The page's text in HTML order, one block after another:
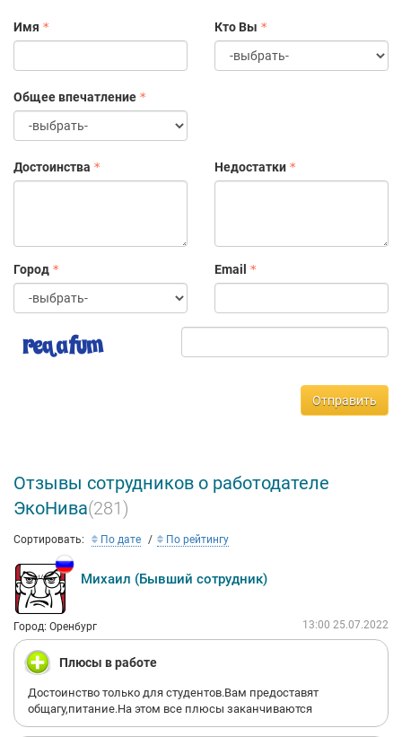
Имя Кто Вы
Общее впечатление
Достоинства Недостатки
Город Email
Отправить
Отзывы сотрудников о работодателе
ЭкоНива(281)
Сортировать: По дате По рейтингу
Михаил (Бывший сотрудник)
Город: Оренбург 13:00 25.07.2022
Плюсы в работе
Достоинство только для студентов.Вам предоставят
общагу,питание.На этом все плюсы заканчиваются